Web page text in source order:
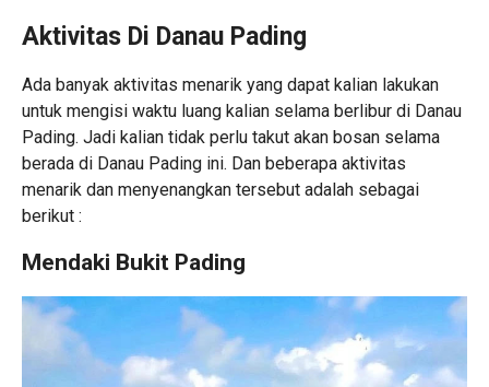
Aktivitas Di Danau Pading
Ada banyak aktivitas menarik yang dapat kalian lakukan
untuk mengisi waktu luang kalian selama berlibur di Danau
Pading. Jadi kalian tidak perlu takut akan bosan selama
berada di Danau Pading ini. Dan beberapa aktivitas
menarik dan menyenangkan tersebut adalah sebagai
berikut :
Mendaki Bukit Pading